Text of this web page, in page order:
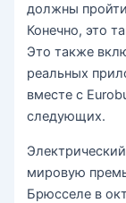
должны
Конечно, это
Это также
реальных
вместе с
следующих.
мировую
Брюсселе в